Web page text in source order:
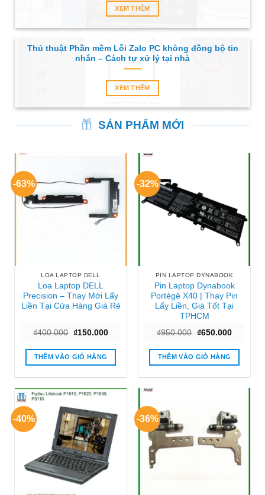
XEM THÊM
Thủ thuật Phần mềm Lỗi Zalo PC không đồng bộ tin
nhắn – Cách tự xử lý tại nhà
XEM THÊM
SẢN PHẨM MỚI
-63%
LOA LAPTOP DELL
Loa Laptop DELL
Precision – Thay Mới Lấy
Liền Tại Cửa Hàng Giá Rẻ
₫400.000 Giá
là:
₫400.000.
₫150.000Giá
tại
₫150.000.
THÊM VÀO GIỎ HÀNG
-32%
PIN LAPTOP DYNABOOK
Pin Laptop Dynabook
Portégé X40 | Thay Pin
Lấy Liền, Giá Tốt Tại
TPHCM
₫950.000 Giá
là:
₫950.000.
₫650.000Giá
tại
THÊM VÀO GIỎ HÀNG
-40% -36%